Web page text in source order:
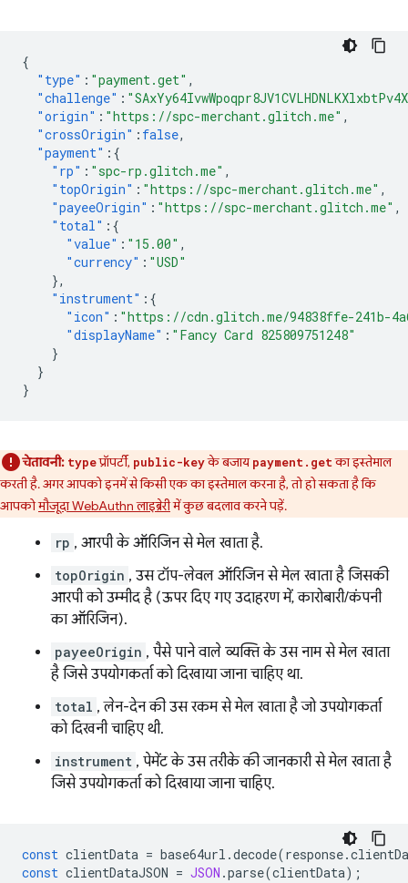
{
"type" : "payment.get" ,
"challenge" :
"origin" : "https://spc-merchant.glitch.me" ,
"crossOrigin" : false,
"payment" :{
"rp" : "spc-rp.glitch.me" ,
"topOrigin" : "https://spc-merchant.glitch.me" ,
"payeeOrigin" : "https://spc-merchant.glitch.me" ,
"total" :{
"value" : "15.00" ,
"currency" : "USD"
},
"instrument" :{
"icon" : "https://cdn.glitch.me/94838ffe-241b-
"displayName" : "Fancy Card 825809751248"
}
}
}
चेतावनी: typeप्रॉपर्टी, public-keyके बजायpayment.getका इस्तेमाल
करती है. अगर आपको इनमें से किसी एक का इस्तेमाल करना है, तो हो सकता है कि
आपकोमौजूदा WebAuthn लाइब्रेरीमें कुछ बदलाव करने पड़ें.
rp , आरपी के ऑरिजिन से मेल खाता है.
topOrigin , उस टॉप-लेवल ऑरिजिन से मेल खाता है जिसकी
आरपी को उम्मीद है (ऊपर दिए गए उदाहरण में, कारोबारी/कंपनी
का ऑरिजिन).
payeeOrigin , पैसे पाने वाले व्यक्ति के उस नाम से मेल खाता
है जिसे उपयोगकर्ता को दिखाया जाना चाहिए था.
total , लेन-देन की उस रकम से मेल खाता है जो उपयोगकर्ता
को दिखनी चाहिए थी.
instrument , पेमेंट के उस तरीके की जानकारी से मेल खाता है
जिसे उपयोगकर्ता को दिखाया जाना चाहिए.
const clientData = base64url .decode(response.
const clientDataJSON = JSON .parse(clientData);